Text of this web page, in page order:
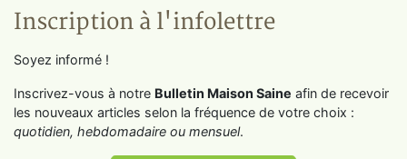
Inscription à l'infolettre
Soyez informé !
Inscrivez-vous à notre Bulletin Maison Saine afin de recevoir
les nouveaux articles selon la fréquence de votre choix :
quotidien, hebdomadaire ou mensuel.